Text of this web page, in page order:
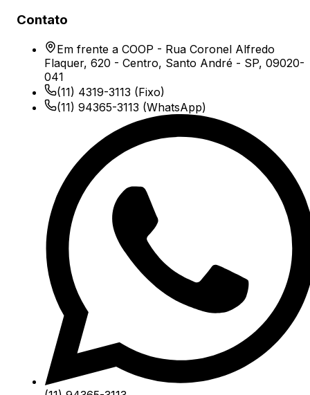
Contato
Em frente a COOP - Rua Coronel Alfredo
Flaquer, 620 - Centro, Santo André - SP, 09020-
041
(11) 4319-3113 (Fixo)
(11) 94365-3113 (WhatsApp)